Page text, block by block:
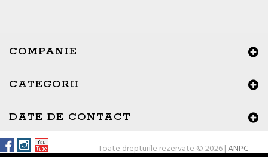
COMPANIE
CATEGORII
DATE DE CONTACT
Toate drepturile rezervate © 2026 |ANPC
Buna ziua, Suntem aici sa va ajutam!